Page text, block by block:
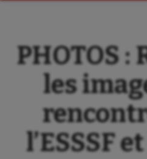
PHOTOS :
les
l’ESSSF